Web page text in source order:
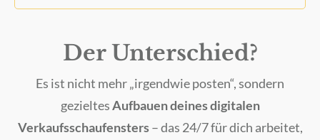
Der Unterschied?
Es ist nicht mehr „irgendwie posten“, sondern
gezieltesAufbauen deines digitalen
Verkaufsschaufensters– das 24/7 für dich arbeitet,